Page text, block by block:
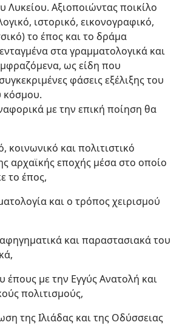
Λυκείου. Αξιοποιώντας ποικίλο
ιστορικό, εικονογραφικό,
το έπος και το δράμα
στα γραμματολογικά και
ως είδη που
φάσεις εξέλιξης του
κόσμου.
με την επική ποίηση θα
κοινωνικό και πολιτιστικό
αρχαϊκής εποχής μέσα στο οποίο
το έπος,
και ο τρόπος χειρισμού
και παραστασιακά του
έπους με την Εγγύς Ανατολή και
πολιτισμούς,
της Ιλιάδας και της Οδύσσειας